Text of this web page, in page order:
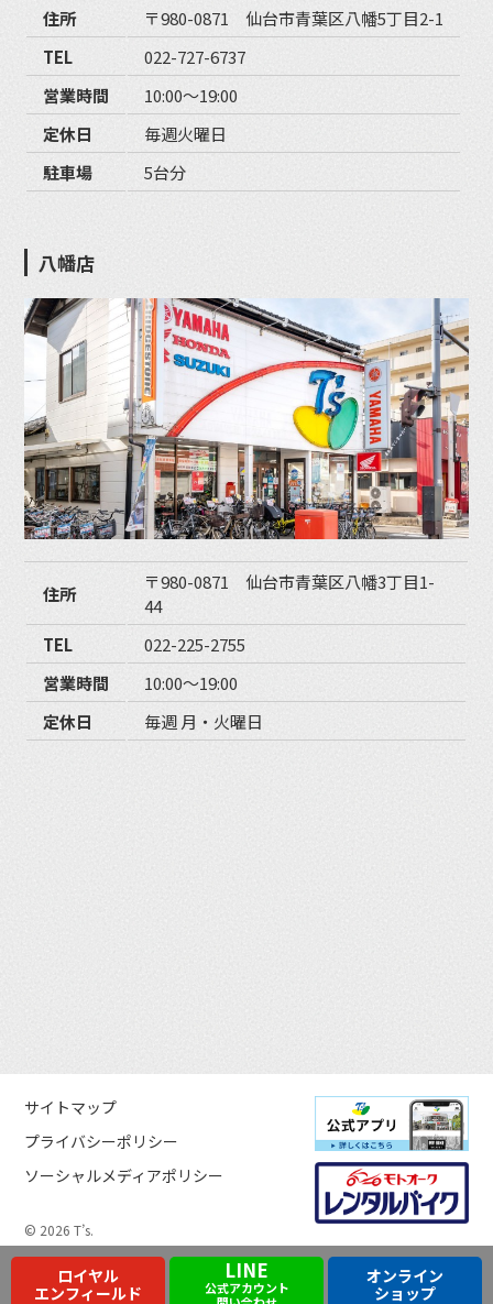
住所
〒980-0871 仙台市青葉区八幡5丁目2-1
TEL
022-727-6737
営業時間
10:00〜19:00
定休日
毎週火曜日
駐車場
5台分
八幡店
住所
〒980-0871 仙台市青葉区八幡3丁目1-
44
TEL
022-225-2755
営業時間
10:00〜19:00
定休日
毎週 月・火曜日
サイトマップ
プライバシーポリシー
ソーシャルメディアポリシー
© 2026 T’s.
ロイヤル
エンフィールド
LINE
公式アカウント
オンライン
ショップ